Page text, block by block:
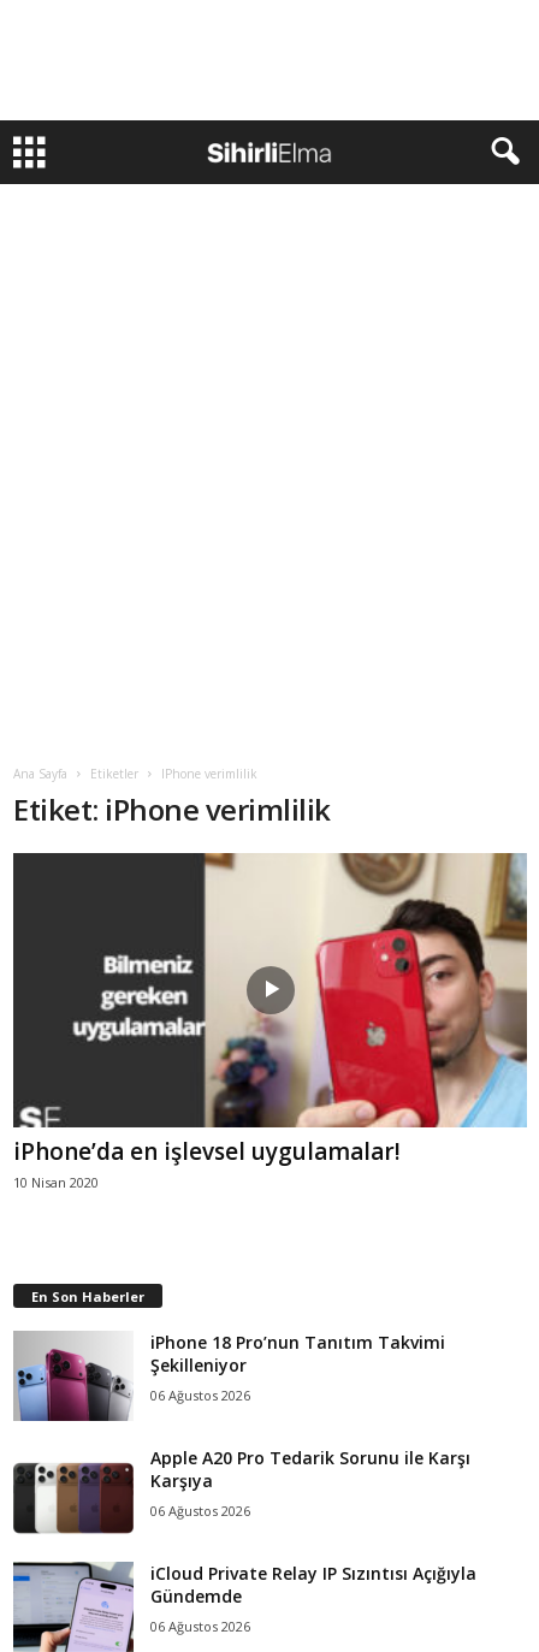
Ana Sayfa Etiketler IPhone verimlilik
Etiket: iPhone verimlilik
iPhone’da en işlevsel uygulamalar!
10 Nisan 2020
En Son Haberler
iPhone 18 Pro’nun Tanıtım Takvimi
Şekilleniyor
06 Ağustos 2026
Apple A20 Pro Tedarik Sorunu ile Karşı
Karşıya
06 Ağustos 2026
iCloud Private Relay IP Sızıntısı Açığıyla
Gündemde
06 Ağustos 2026